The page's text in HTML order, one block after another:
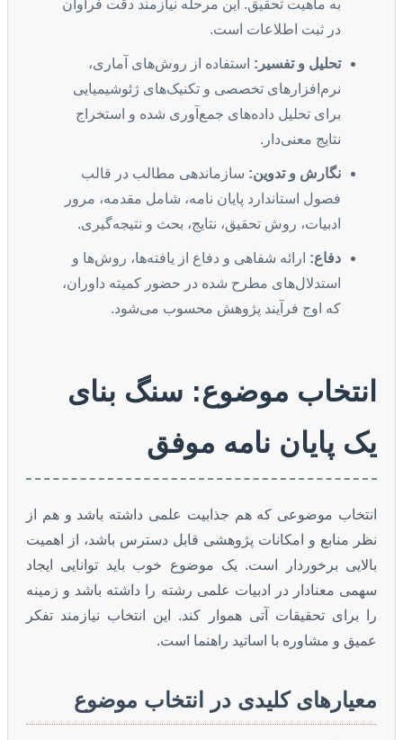
به ماهیت تحقیق. این مرحله نیازمند دقت فراوان
در ثبت اطلاعات است.
تحلیل و تفسیر: استفاده از روش‌های آماری،
نرم‌افزارهای تخصصی و تکنیک‌های ژئوشیمیایی
برای تحلیل داده‌های جمع‌آوری شده و استخراج
نتایج معنی‌دار.
نگارش و تدوین: سازماندهی مطالب در قالب
فصول استاندارد پایان نامه، شامل مقدمه، مرور
ادبیات، روش تحقیق، نتایج، بحث و نتیجه‌گیری.
دفاع: ارائه شفاهی و دفاع از یافته‌ها، روش‌ها و
استدلال‌های مطرح شده در حضور کمیته داوران،
که اوج فرآیند پژوهش محسوب می‌شود.
انتخاب موضوع: سنگ بنای
یک پایان نامه موفق
انتخاب موضوعی که هم جذابیت علمی داشته باشد و هم از
نظر منابع و امکانات پژوهشی قابل دسترس باشد، از اهمیت
بالایی برخوردار است. یک موضوع خوب باید توانایی ایجاد
سهمی معنادار در ادبیات علمی رشته را داشته باشد و زمینه
را برای تحقیقات آتی هموار کند. این انتخاب نیازمند تفکر
عمیق و مشاوره با اساتید راهنما است.
معیارهای کلیدی در انتخاب موضوع